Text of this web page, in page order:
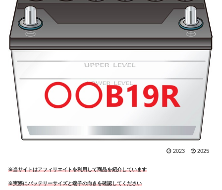
2023 2025
※当サイトはアフィリエイトを利用して商品を紹介しています
※実際にバッテリーサイズと端子の向きを確認してください